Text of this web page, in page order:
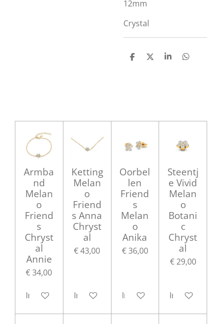
12mm
Crystal
D
D
S
D
Armba
nd
Melan
o
Friend
s
Chryst
al
Annie
€ 34,00
In winkelwagen
Ketting
Melan
o
Friend
s Anna
Chryst
al
€ 43,00
In winkelwagen
Oorbel
len
Friend
s
Melan
o
Anika
€ 36,00
In winkelwagen
Steentj
e Vivid
Melan
o
Botani
c
Chryst
al
€ 29,00
In